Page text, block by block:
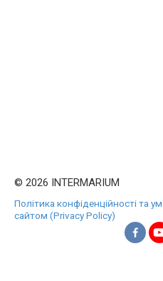
© 2026 INTERMARIUM
Політика конфіденційності та
сайтом (Privacy Policy)